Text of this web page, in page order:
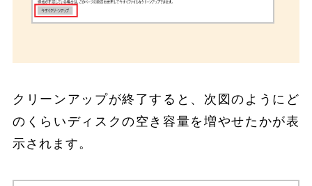
クリーンアップが終了すると、次図のようにど
のくらいディスクの空き容量を増やせたかが表
示されます。